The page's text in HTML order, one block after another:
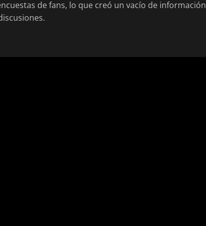
de fans, lo que creó un vacío de información